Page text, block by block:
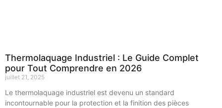
Thermolaquage Industriel : Le Guide Complet
pour Tout Comprendre en 2026
juillet 21, 2025
Le thermolaquage industriel est devenu un standard
incontournable pour la protection et la finition des pièces